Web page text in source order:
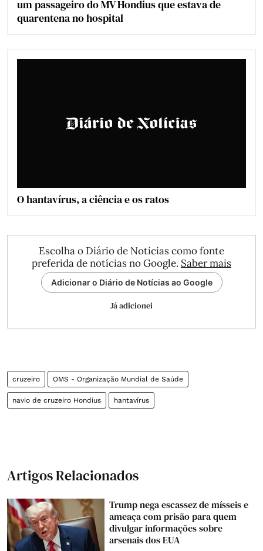
um passageiro do MV Hondius que estava de
quarentena no hospital
O hantavírus, a ciência e os ratos
Escolha o Diário de Notícias como fonte
preferida de notícias no Google. Saber mais
Adicionar o Diário de Notícias ao Google
Já adicionei
cruzeiro OMS - Organização Mundial de Saúde
navio de cruzeiro Hondius hantavírus
Artigos Relacionados
Trump nega escassez de mísseis e
ameaça com prisão para quem
divulgar informações sobre
arsenais dos EUA